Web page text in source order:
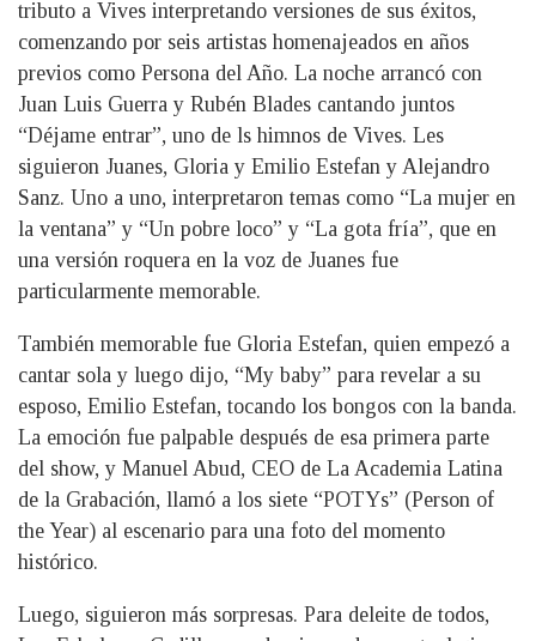
tributo a Vives interpretando versiones de sus éxitos,
comenzando por seis artistas homenajeados en años
previos como Persona del Año. La noche arrancó con
Juan Luis Guerra y Rubén Blades cantando juntos
“Déjame entrar”, uno de ls himnos de Vives. Les
siguieron Juanes, Gloria y Emilio Estefan y Alejandro
Sanz. Uno a uno, interpretaron temas como “La mujer en
la ventana” y “Un pobre loco” y “La gota fría”, que en
una versión roquera en la voz de Juanes fue
particularmente memorable.
También memorable fue Gloria Estefan, quien empezó a
cantar sola y luego dijo, “My baby” para revelar a su
esposo, Emilio Estefan, tocando los bongos con la banda.
La emoción fue palpable después de esa primera parte
del show, y Manuel Abud, CEO de La Academia Latina
de la Grabación, llamó a los siete “POTYs” (Person of
the Year) al escenario para una foto del momento
histórico.
Luego, siguieron más sorpresas. Para deleite de todos,